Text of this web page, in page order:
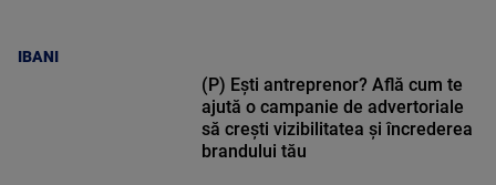
IBANI
(P) Ești antreprenor? Află cum te
ajută o campanie de advertoriale
să crești vizibilitatea și încrederea
brandului tău